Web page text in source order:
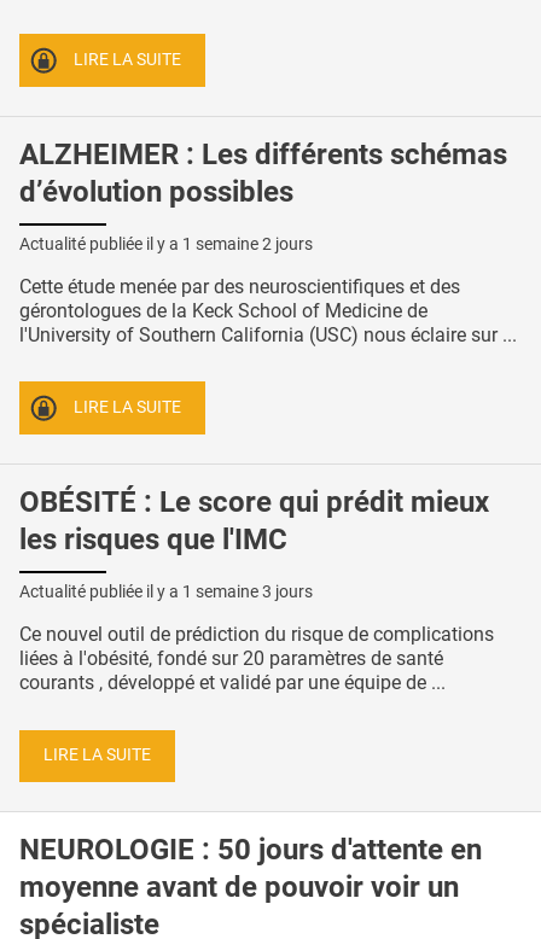
LIRE LA SUITE
ALZHEIMER : Les différents schémas
d’évolution possibles
Actualité publiée il y a 1 semaine 2 jours
Cette étude menée par des neuroscientifiques et des
gérontologues de la Keck School of Medicine de
l'University of Southern California (USC) nous éclaire sur ...
LIRE LA SUITE
OBÉSITÉ : Le score qui prédit mieux
les risques que l'IMC
Actualité publiée il y a 1 semaine 3 jours
Ce nouvel outil de prédiction du risque de complications
liées à l'obésité, fondé sur 20 paramètres de santé
courants , développé et validé par une équipe de ...
LIRE LA SUITE
NEUROLOGIE : 50 jours d'attente en
moyenne avant de pouvoir voir un
spécialiste